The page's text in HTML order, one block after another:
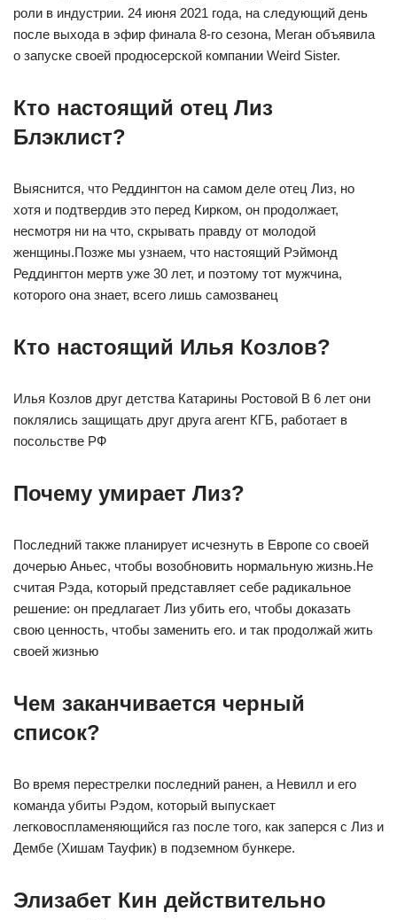
роли в индустрии. 24 июня 2021 года, на следующий день
после выхода в эфир финала 8-го сезона, Меган объявила
о запуске своей продюсерской компании Weird Sister.
Кто настоящий отец Лиз
Блэклист?
Выяснится, что Реддингтон на самом деле отец Лиз, но
хотя и подтвердив это перед Кирком, он продолжает,
несмотря ни на что, скрывать правду от молодой
женщины.Позже мы узнаем, что настоящий Рэймонд
Реддингтон мертв уже 30 лет, и поэтому тот мужчина,
которого она знает, всего лишь самозванец
Кто настоящий Илья Козлов?
Илья Козлов друг детства Катарины Ростовой В 6 лет они
поклялись защищать друг друга агент КГБ, работает в
посольстве РФ
Почему умирает Лиз?
Последний также планирует исчезнуть в Европе со своей
дочерью Аньес, чтобы возобновить нормальную жизнь.Не
считая Рэда, который представляет себе радикальное
решение: он предлагает Лиз убить его, чтобы доказать
свою ценность, чтобы заменить его. и так продолжай жить
своей жизнью
Чем заканчивается черный
список?
Во время перестрелки последний ранен, а Невилл и его
команда убиты Рэдом, который выпускает
легковоспламеняющийся газ после того, как заперся с Лиз и
Дембе (Хишам Тауфик) в подземном бункере.
Элизабет Кин действительно